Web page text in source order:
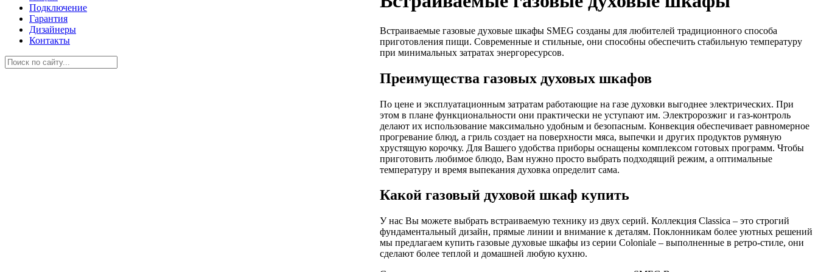
Встраиваемые газовые духовые шкафы SMEG созданы для любителей традиционного способа
приготовления пищи. Современные и стильные, они способны обеспечить стабильную температуру
при минимальных затратах энергоресурсов.
Преимущества газовых духовых шкафов
По цене и эксплуатационным затратам работающие на газе духовки выгоднее электрических. При
этом в плане функциональности они практически не уступают им. Электророзжиг и газ-контроль
делают их использование максимально удобным и безопасным. Конвекция обеспечивает равномерное
прогревание блюд, а гриль создает на поверхности мяса, выпечки и других продуктов румяную
хрустящую корочку. Для Вашего удобства приборы оснащены комплексом готовых программ. Чтобы
приготовить любимое блюдо, Вам нужно просто выбрать подходящий режим, а оптимальные
температуру и время выпекания духовка определит сама.
Какой газовый духовой шкаф купить
У нас Вы можете выбрать встраиваемую технику из двух серий. Коллекция Classica – это строгий
фундаментальный дизайн, прямые линии и внимание к деталям. Поклонникам более уютных решений
мы предлагаем купить газовые духовые шкафы из серии Coloniale – выполненные в ретро-стиле, они
сделают более теплой и домашней любую кухню.
Подключение
Гарантия
Дизайнеры
Контакты